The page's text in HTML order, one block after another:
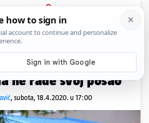
PRIJAVA
News Komentari
STOŽEROM
stožer proziva
ne rade svoj posao
, subota, 18.4.2020. u 17:00